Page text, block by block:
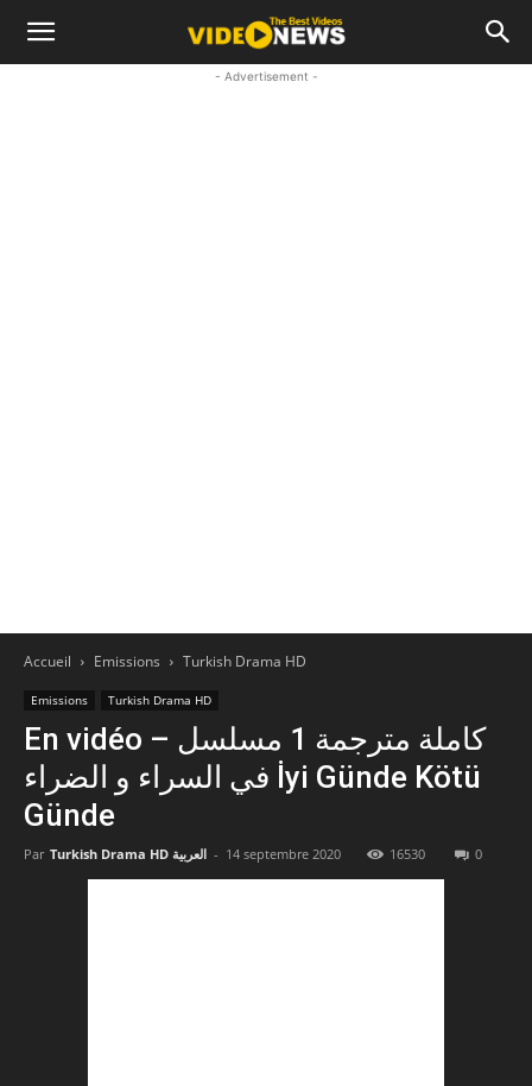
- Advertisement -
Accueil Emissions Turkish Drama HD
Emissions Turkish Drama HD
En vidéo – كاملة مترجمة 1 مسلسل
في السراء و الضراء‎ İyi Günde Kötü
Günde
Par Turkish Drama HD العربية - 14 septembre 2020 16530 0